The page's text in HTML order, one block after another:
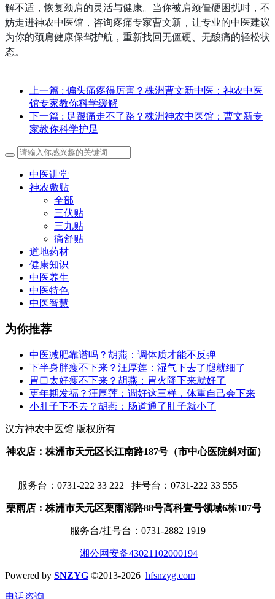
解不适，恢复颈肩的灵活与健康。当你被肩颈僵硬困扰时，不
妨走进神农中医馆，咨询疼痛专家曹文新，让专业的中医建议
为你的颈肩健康保驾护航，重新找回无僵硬、无酸痛的轻松状
态。
上一篇 : 偏头痛疼得厉害？株洲曹文新中医：神农中医
馆专家教你科学缓解
下一篇 : 足跟痛走不了路？株洲神农中医馆：曹文新专
家教你科学护足
中医讲堂
神农敷贴
全部
三伏贴
三九贴
痛舒贴
道地药材
健康知识
中医养生
中医特色
中医智慧
为你推荐
中医减肥靠谱吗？胡燕：调体质才能不反弹
下半身胖瘦不下来？汪厚莲：湿气下去了腿就细了
胃口太好瘦不下来？胡燕：胃火降下来就好了
更年期发福？汪厚莲：调好这三样，体重自己会下来
小肚子下不去？胡燕：肠道通了肚子就小了
汉方神农中医馆 版权所有
神农店：株洲市天元区长江南路187号（市中心医院斜对面）
服务台： 0731-222 33 222 挂号台：0731-222 33 555
栗雨店：株洲市天元区栗雨湖路88号高科壹号领域6栋107号
服务台/挂号台： 0731-2882 1919
湘公网安备43021102000194
Powered by SNZYG ©2013-2026 hfsnzyg.com
电话咨询